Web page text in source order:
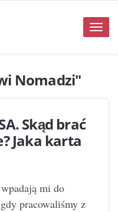
Toggle
Nomadzi"
Skąd brać
Jaka karta
mi do
pracowaliśmy z